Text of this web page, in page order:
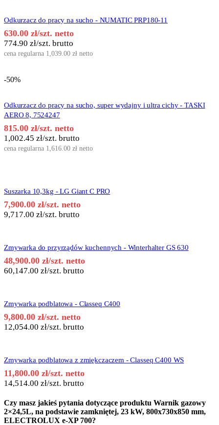
Odkurzacz do pracy na sucho - NUMATIC PRP180-11
630.00 zł/szt. netto
774.90 zł/szt. brutto
cena regularna 1,039.00 zł netto
-50%
Odkurzacz do pracy na sucho, super wydajny i ultra cichy - TASKI
AERO 8, 7524247
815.00 zł/szt. netto
1,002.45 zł/szt. brutto
cena regularna 1,616.00 zł netto
Suszarka 10,3kg - LG Giant C PRO
7,900.00 zł/szt. netto
9,717.00 zł/szt. brutto
Zmywarka do przyrządów kuchennych - Winterhalter GS 630
48,900.00 zł/szt. netto
60,147.00 zł/szt. brutto
Zmywarka podblatowa - Classeq C400
9,800.00 zł/szt. netto
12,054.00 zł/szt. brutto
Zmywarka podblatowa z zmiękczaczem - Classeq C400 WS
11,800.00 zł/szt. netto
14,514.00 zł/szt. brutto
Czy masz jakieś pytania dotyczące produktu Warnik gazowy
2×24,5L, na podstawie zamkniętej, 23 kW, 800x730x850 mm,
ELECTROLUX e-XP 700?